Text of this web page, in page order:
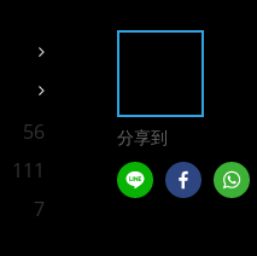
56
111
7
分享到